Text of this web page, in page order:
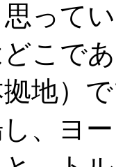
って
こで
地）
、ヨ